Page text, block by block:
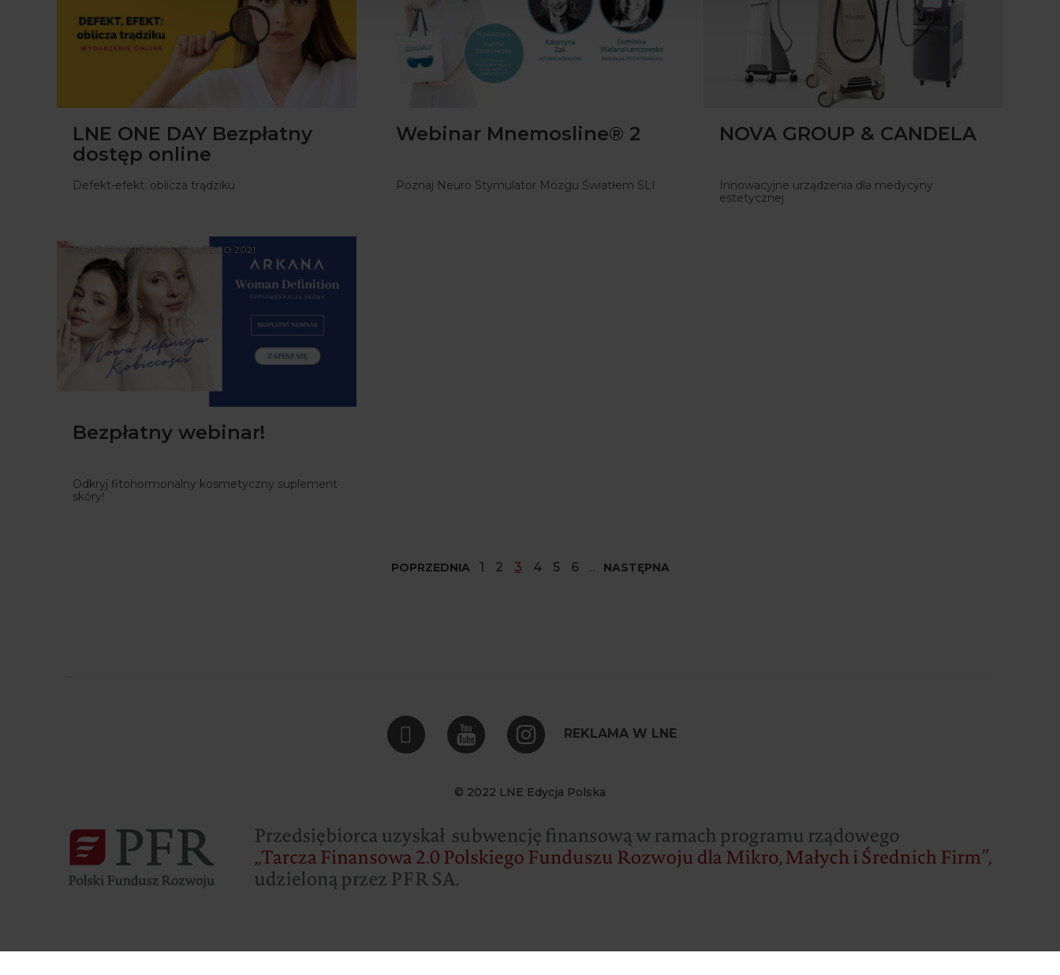
LNE ONE DAY Bezpłatny
dostęp online
Defekt-efekt: oblicza trądziku
Webinar Mnemosline® 2
Poznaj Neuro Stymulator Mózgu Światłem SLI
NOVA GROUP & CANDELA
Innowacyjne urządzenia dla medycyny
estetycznej
WYDARZENIA | ŚRODA, 17 LUTEGO 2021
Bezpłatny webinar!
Odkryj fitohormonalny kosmetyczny suplement
skóry!
1 2 3 4 5 6
REKLAMA W LNE
© 2022 LNE Edycja Polska